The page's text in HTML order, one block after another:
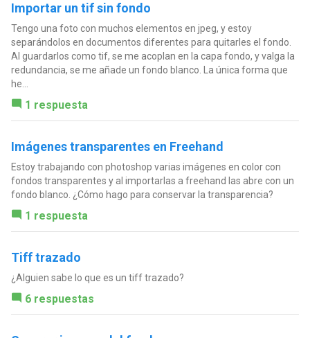
Importar un tif sin fondo
Tengo una foto con muchos elementos en jpeg, y estoy
separándolos en documentos diferentes para quitarles el fondo.
Al guardarlos como tif, se me acoplan en la capa fondo, y valga la
redundancia, se me añade un fondo blanco. La única forma que
he...
1 respuesta
Imágenes transparentes en Freehand
Estoy trabajando con photoshop varias imágenes en color con
fondos transparentes y al importarlas a freehand las abre con un
fondo blanco. ¿Cómo hago para conservar la transparencia?
1 respuesta
Tiff trazado
¿Alguien sabe lo que es un tiff trazado?
6 respuestas